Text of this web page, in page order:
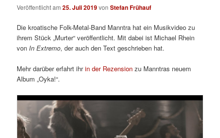
Veröffentlicht am25. Juli 2019vonStefan Frühauf
Die kroatische Folk-Metal-Band Manntra hat ein Musikvideo zu
ihrem Stück „Murter“ veröffentlicht. Mit dabei ist Michael Rhein
vonIn Extremo, der auch den Text geschrieben hat.
Mehr darüber erfahrt ihrin der Rezension zu Manntras neuem
Album „Oyka!“.